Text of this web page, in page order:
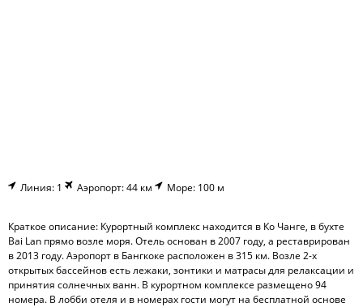
Линия: 1 Аэропорт: 44 км Море: 100 м
Краткое описание: Курортный комплекс находится в Ко Чанге, в бухте
Bai Lan прямо возле моря. Отель основан в 2007 году, а реставрирован
в 2013 году. Аэропорт в Бангкоке расположен в 315 км. Возле 2-х
открытых бассейнов есть лежаки, зонтики и матрасы для релаксации и
принятия солнечных ванн. В курортном комплексе размещено 94
номера. В лобби отеля и в номерах гости могут на бесплатной основе